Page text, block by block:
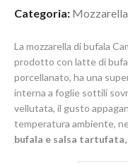
Categoria:
La mozzarella di bufala
prodotto con latte di
porcellanato, ha una
interna a foglie sottili
vellutata, il gusto
temperatura ambiente,
bufala e salsa